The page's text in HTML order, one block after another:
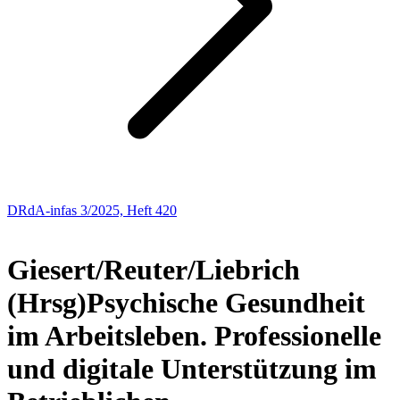
DRdA-infas 3/2025, Heft 420
Giesert/Reuter/Liebrich
(Hrsg)Psychische Gesundheit
im Arbeitsleben. Professionelle
und digitale Unterstützung im